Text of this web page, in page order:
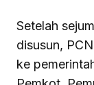
Setelah
disusun,
ke